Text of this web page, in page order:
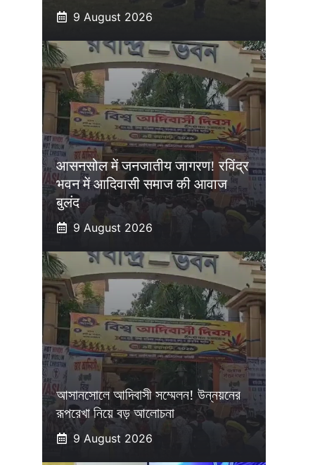
9 August 2026
आसनसोल में जनजातीय जागरण! रविंद्र
भवन में आदिवासी समाज की आवाज
बुलंद
9 August 2026
আসানসোলে আদিবাসী সম্মেলন! উন্নয়নের
রূপরেখা নিয়ে বড় আলোচনা
9 August 2026